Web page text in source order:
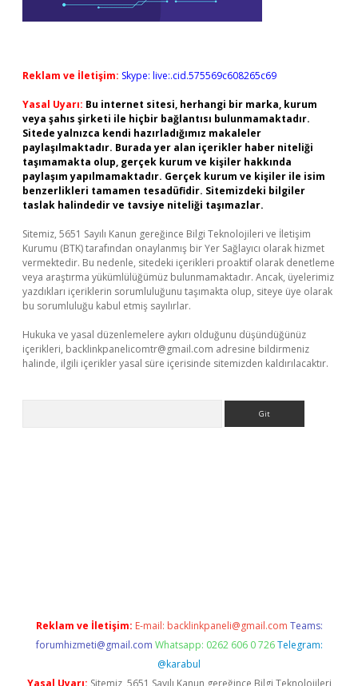
Reklam ve İletişim: Skype: live:.cid.575569c608265c69
Yasal Uyarı: Bu internet sitesi, herhangi bir marka, kurum
veya şahıs şirketi ile hiçbir bağlantısı bulunmamaktadır.
Sitede yalnızca kendi hazırladığımız makaleler
paylaşılmaktadır. Burada yer alan içerikler haber niteliği
taşımamakta olup, gerçek kurum ve kişiler hakkında
paylaşım yapılmamaktadır. Gerçek kurum ve kişiler ile isim
benzerlikleri tamamen tesadüfidir. Sitemizdeki bilgiler
taslak halindedir ve tavsiye niteliği taşımazlar.
Sitemiz, 5651 Sayılı Kanun gereğince Bilgi Teknolojileri ve İletişim
Kurumu (BTK) tarafından onaylanmış bir Yer Sağlayıcı olarak hizmet
vermektedir. Bu nedenle, sitedeki içerikleri proaktif olarak denetleme
veya araştırma yükümlülüğümüz bulunmamaktadır. Ancak, üyelerimiz
yazdıkları içeriklerin sorumluluğunu taşımakta olup, siteye üye olarak
bu sorumluluğu kabul etmiş sayılırlar.
Hukuka ve yasal düzenlemelere aykırı olduğunu düşündüğünüz
içerikleri, backlinkpanelicomtr@gmail.com adresine bildirmeniz
halinde, ilgili içerikler yasal süre içerisinde sitemizden kaldırılacaktır.
Reklam ve İletişim: E-mail: backlinkpaneli@gmail.com Teams:
forumhizmeti@gmail.com Whatsapp: 0262 606 0 726 Telegram:
@karabul
Yasal Uyarı: Sitemiz, 5651 Sayılı Kanun gereğince Bilgi Teknolojileri